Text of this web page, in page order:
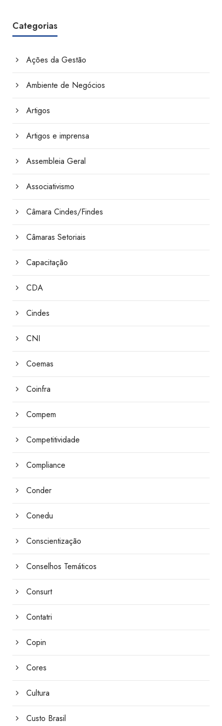
Categorias
Ações da Gestão
Ambiente de Negócios
Artigos
Artigos e imprensa
Assembleia Geral
Associativismo
Câmara Cindes/Findes
Câmaras Setoriais
Capacitação
CDA
Cindes
CNI
Coemas
Coinfra
Compem
Competitividade
Compliance
Conder
Conedu
Conscientização
Conselhos Temáticos
Consurt
Contatri
Copin
Cores
Cultura
Custo Brasil